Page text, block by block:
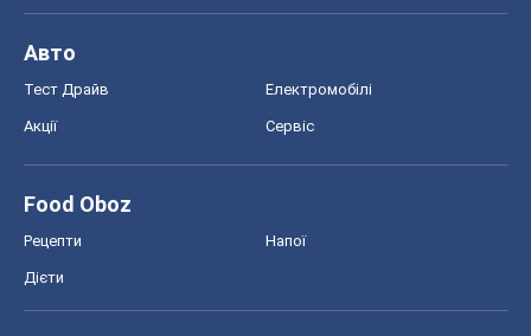
Авто
Тест Драйв Електромобілі
Акції Сервіс
Food Oboz
Рецепти Напої
Дієти